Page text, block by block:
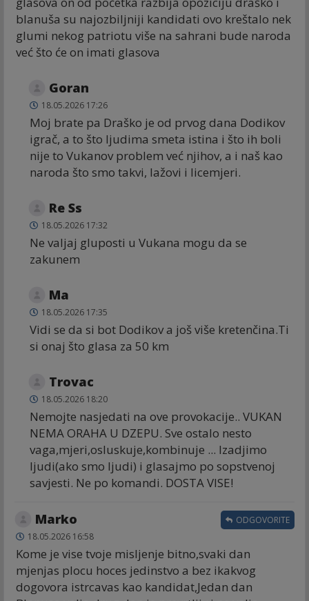
blanuša su najozbiljniji kandidati ovo kreštalo nek
glumi nekog patriotu više na sahrani bude naroda
već što će on imati glasova
Goran
18.05.2026 17:26
Moj brate pa Draško je od prvog dana Dodikov
igrač, a to što ljudima smeta istina i što ih boli
nije to Vukanov problem već njihov, a i naš kao
naroda što smo takvi, lažovi i licemjeri.
Re Ss
18.05.2026 17:32
Ne valjaj gluposti u Vukana mogu da se
zakunem
Ma
18.05.2026 17:35
Vidi se da si bot Dodikov a još više kretenčina.Ti
si onaj što glasa za 50 km
Trovac
18.05.2026 18:20
Nemojte nasjedati na ove provokacije.. VUKAN
NEMA ORAHA U DZEPU. Sve ostalo nesto
vaga,mjeri,osluskuje,kombinuje ... Izadjimo
ljudi(ako smo ljudi) i glasajmo po sopstvenoj
savjesti. Ne po komandi. DOSTA VISE!
Marko
18.05.2026 16:58
Kome je vise tvoje misljenje bitno,svaki dan
mjenjas plocu hoces jedinstvo a bez ikakvog
dogovora istrcavas kao kandidat,Jedan dan
ODGOVORITE